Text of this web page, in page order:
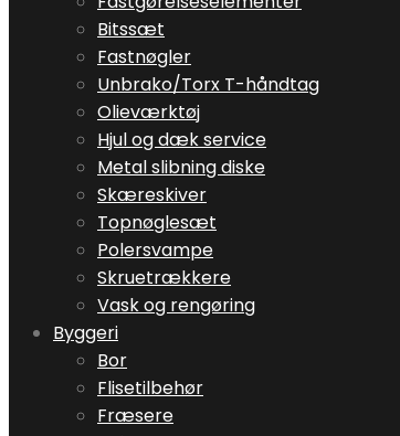
Bitssæt
Fastnøgler
Unbrako/Torx T-håndtag
Olieværktøj
Hjul og dæk service
Metal slibning diske
Skæreskiver
Topnøglesæt
Polersvampe
Skruetrækkere
Vask og rengøring
Byggeri
Bor
Flisetilbehør
Fræsere